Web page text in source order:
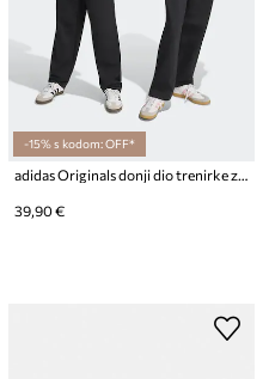
-15% s kodom: OFF*
adidas Originals donji dio trenirke za djecu s pamukom
39,90 €